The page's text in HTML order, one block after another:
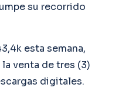
su recorrido
esta semana,
venta de tres (3)
digitales.